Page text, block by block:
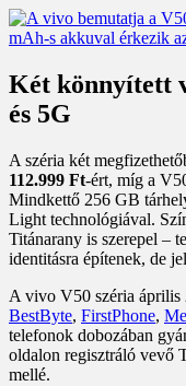
Két könnyített
és 5G
A széria két
112.999 Ft-ért, míg a
Mindkettő 256 GB
Light technológiával.
Titánarany is szerepel –
identitásra építenek, de
A vivo V50 széria április
BestByte, FirstPhone,
telefonok dobozában
oldalon regisztráló vevő
mellé.